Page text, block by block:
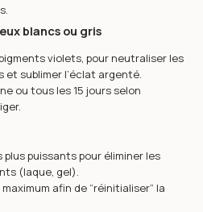
blancs ou gris
violets, pour neutraliser les
et sublimer l’éclat argenté.
ou tous les 15 jours selon
puissants pour éliminer les
(laque, gel).
afin de “réinitialiser” la